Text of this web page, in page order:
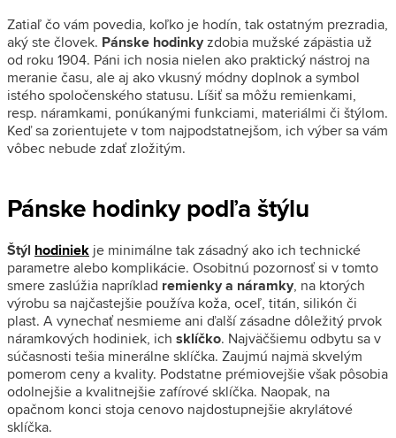
Zatiaľ čo vám povedia, koľko je hodín, tak ostatným prezradia,
aký ste človek. Pánske hodinkyzdobia mužské zápästia už
od roku 1904. Páni ich nosia nielen ako praktický nástroj na
meranie času, ale aj ako vkusný módny doplnok a symbol
istého spoločenského statusu. Líšiť sa môžu remienkami,
resp. náramkami, ponúkanými funkciami, materiálmi či štýlom.
Keď sa zorientujete v tom najpodstatnejšom, ich výber sa vám
vôbec nebude zdať zložitým.
Pánske hodinky podľa štýlu
Štýl hodiniek je minimálne tak zásadný ako ich technické
parametre alebo komplikácie. Osobitnú pozornosť si v tomto
smere zaslúžia napríklad remienky a náramky, na ktorých
výrobu sa najčastejšie používa koža, oceľ, titán, silikón či
plast. A vynechať nesmieme ani ďalší zásadne dôležitý prvok
náramkových hodiniek, ich sklíčko. Najväčšiemu odbytu sa v
súčasnosti tešia minerálne sklíčka. Zaujmú najmä skvelým
pomerom ceny a kvality. Podstatne prémiovejšie však pôsobia
odolnejšie a kvalitnejšie zafírové sklíčka. Naopak, na
opačnom konci stoja cenovo najdostupnejšie akrylátové
sklíčka.